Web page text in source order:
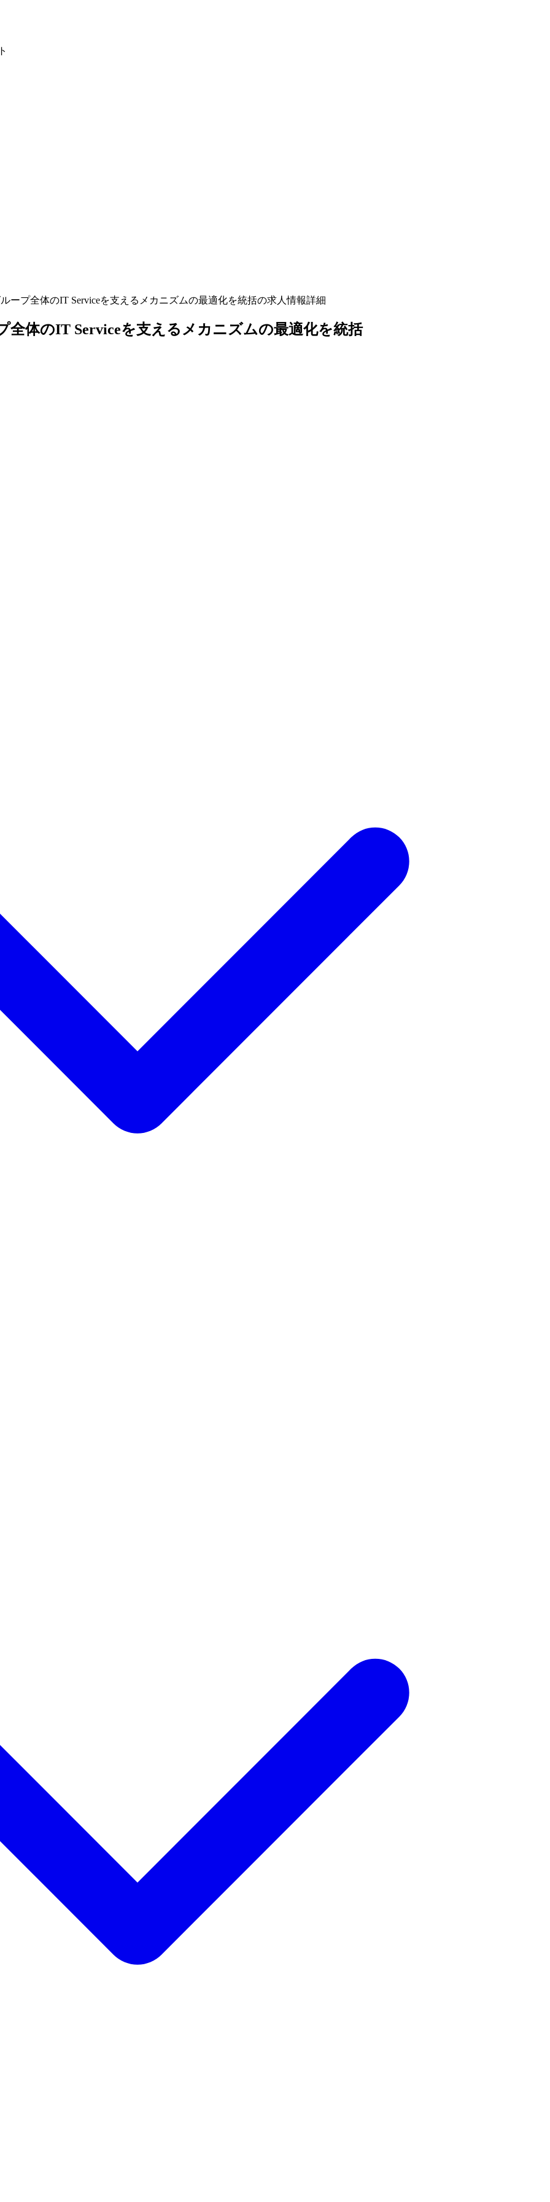
ープ全体のIT Serviceを支えるメカニズムの最適化を統括の求人情報詳細
全体のIT Serviceを支えるメカニズムの最適化を統括